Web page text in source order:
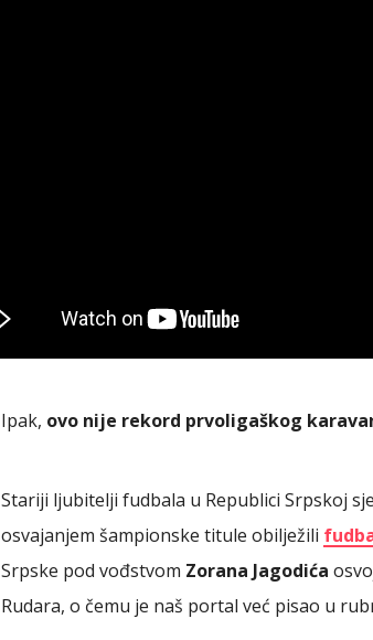
Ipak, ovo nije rekord prvoligaškog
Stariji ljubitelji fudbala u Republici Srpskoj
osvajanjem šampionske titule obilježili
Srpske pod vođstvom Zorana Jagodića
Rudara, o čemu je naš portal već pisao u